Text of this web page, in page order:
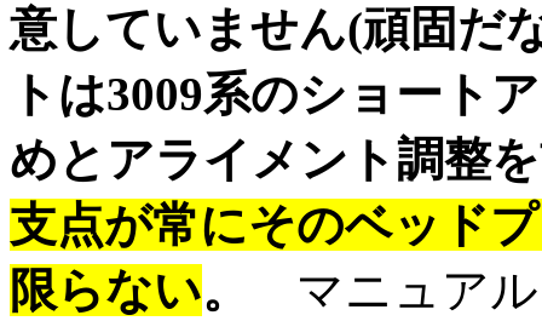
意していません(頑固だ
トは3009系のショート
めとアライメント調整
支点が常にそのベッド
限らない。
マニュアル